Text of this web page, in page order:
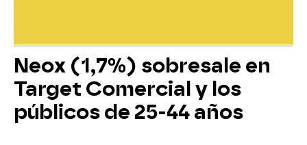
Neox (1,7%) sobresale en
Target Comercial y los
públicos de 25-44 años